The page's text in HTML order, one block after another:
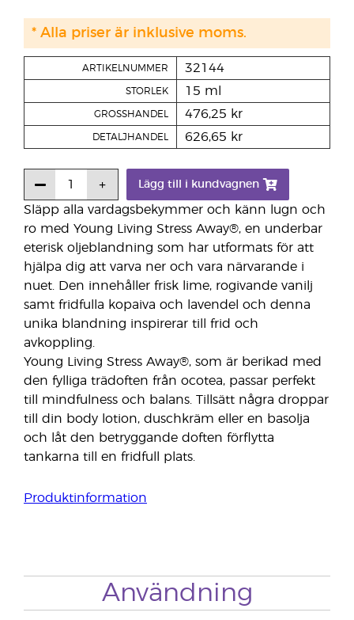
Släpp alla vardagsbekymmer och känn lugn och
ro med Young Living Stress Away®, en underbar
eterisk oljeblandning som har utformats för att
hjälpa dig att varva ner och vara närvarande i
nuet. Den innehåller frisk lime, rogivande vanilj
samt fridfulla kopaiva och lavendel och denna
unika blandning inspirerar till frid och
avkoppling.
Young Living Stress Away®, som är berikad med
den fylliga trädoften från ocotea, passar perfekt
till mindfulness och balans. Tillsätt några droppar
till din body lotion, duschkräm eller en basolja
och låt den betryggande doften förflytta
tankarna till en fridfull plats.
Produktinformation
ARTIKELNUMMER 32144
STORLEK 15 ml
GROSSHANDEL 476,25 kr
DETALJHANDEL 626,65 kr
Lägg till i kundvagnen
* Alla priser är inklusive moms.
Användning